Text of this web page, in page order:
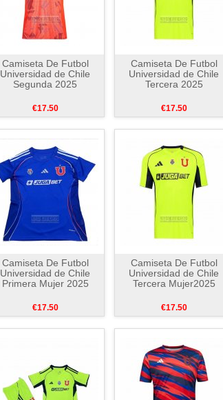
Camiseta De Futbol
Universidad de Chile
Segunda 2025
€17.50
Camiseta De Futbol
Universidad de Chile
Tercera 2025
€17.50
Camiseta De Futbol
Universidad de Chile
Primera Mujer 2025
€17.50
Camiseta De Futbol
Universidad de Chile
Tercera Mujer2025
€17.50